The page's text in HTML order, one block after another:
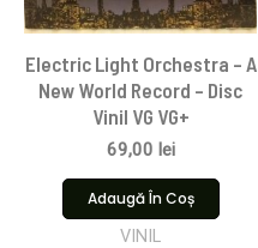
Electric Light Orchestra – A
New World Record – Disc
Vinil VG VG+
69,00 lei
Adaugă În Coș
VINIL